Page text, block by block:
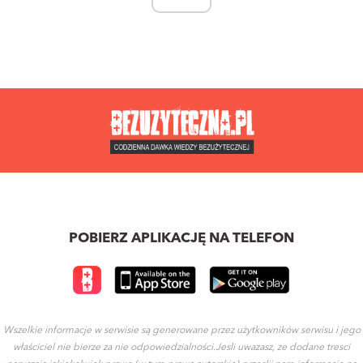
POBIERZ APLIKACJĘ NA TELEFON
Wszelkie informacje w serwisie są generowane przez użytkowników serwisu i jego
właściciel nie bierze za nie odpowiedzialności.Jesli uwazasz, ze dodane tresci